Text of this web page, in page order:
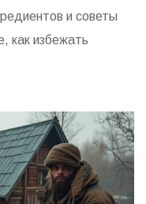
и советы
как избежать